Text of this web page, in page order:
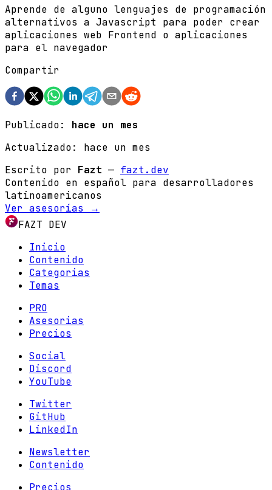
Aprende de alguno lenguajes de programación
alternativos a Javascript para poder crear
aplicaciones web Frontend o aplicaciones
para el navegador
Compartir
Publicado:
hace un mes
Actualizado: hace un mes
Escrito por Fazt — fazt.dev
Contenido en español para desarrolladores
latinoamericanos
Ver asesorías →
FAZT DEV
Inicio
Contenido
Categorias
Temas
PRO
Asesorias
Precios
Social
Discord
YouTube
Twitter
GitHub
LinkedIn
Newsletter
Contenido
Precios